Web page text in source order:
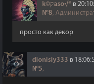
k©קaso√® в
№8,
просто как декор
dionisiy333 в
№5,